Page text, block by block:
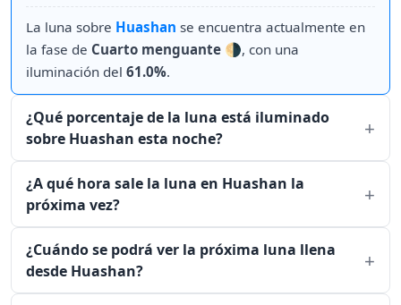
La luna sobre Huashan se encuentra actualmente en
la fase de Cuarto menguante 🌗, con una
iluminación del 61.0%.
¿Qué porcentaje de la luna está iluminado
sobre Huashan esta noche?
¿A qué hora sale la luna en Huashan la
próxima vez?
¿Cuándo se podrá ver la próxima luna llena
desde Huashan?